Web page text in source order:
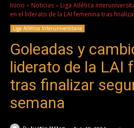
Inicio Noticias Liga Atlética
en el liderato de la LAI femenina tras
Liga Atlética Interuniversitaria
Goleadas y
liderato de la LAI
tras finalizar
semana